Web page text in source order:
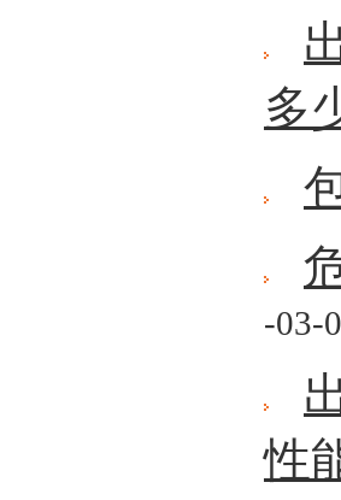
多
-03-
性